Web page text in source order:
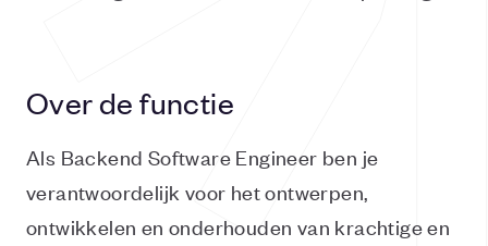
Over de functie
Als Backend Software Engineer ben je
verantwoordelijk voor het ontwerpen,
ontwikkelen en onderhouden van krachtige en